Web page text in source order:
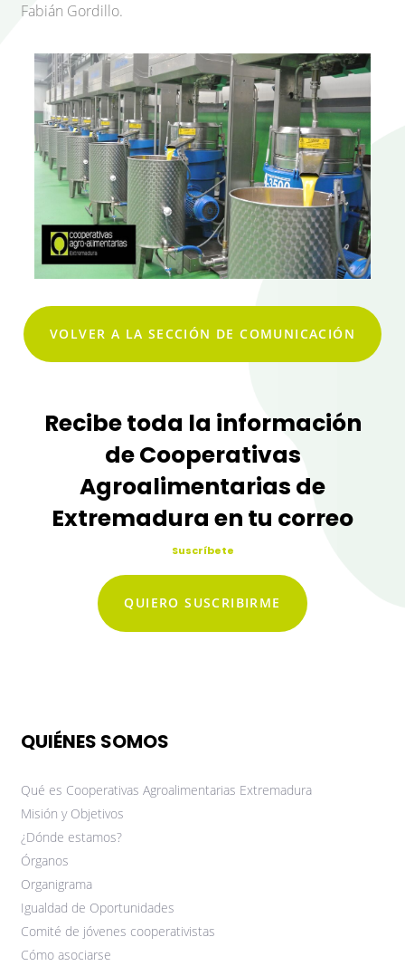
Fabián Gordillo.
VOLVER A LA SECCIÓN DE COMUNICACIÓN
Recibe toda la información
de Cooperativas
Agroalimentarias de
Extremadura en tu correo
Suscríbete
QUIERO SUSCRIBIRME
QUIÉNES SOMOS
Qué es Cooperativas Agroalimentarias Extremadura
Misión y Objetivos
¿Dónde estamos?
Órganos
Organigrama
Igualdad de Oportunidades
Comité de jóvenes cooperativistas
Cómo asociarse